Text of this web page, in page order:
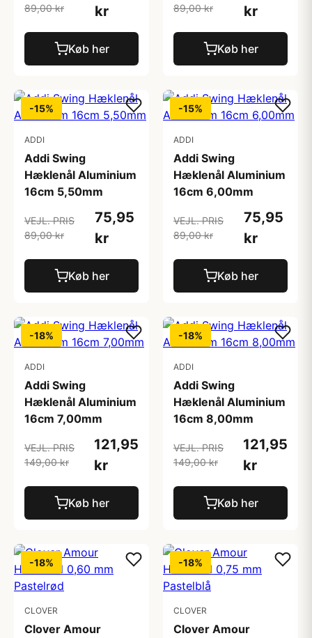
89,00 kr
kr
Køb her
89,00 kr
kr
Køb her
-15%
ADDI
Addi Swing
Hæklenål Aluminium
16cm 5,50mm
VEJL. PRIS
89,00 kr
75,95
kr
Køb her
-15%
ADDI
Addi Swing
Hæklenål Aluminium
16cm 6,00mm
VEJL. PRIS
89,00 kr
75,95
kr
Køb her
-18%
ADDI
Addi Swing
Hæklenål Aluminium
16cm 7,00mm
VEJL. PRIS
149,00 kr
121,95
kr
Køb her
-18%
ADDI
Addi Swing
Hæklenål Aluminium
16cm 8,00mm
VEJL. PRIS
149,00 kr
121,95
kr
Køb her
-18%
CLOVER
Clover Amour
-18%
CLOVER
Clover Amour